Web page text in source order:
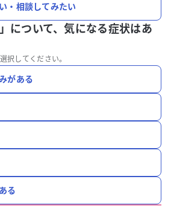
・相談してみたい
について、気になる症状はあ
択してください。
がある
る